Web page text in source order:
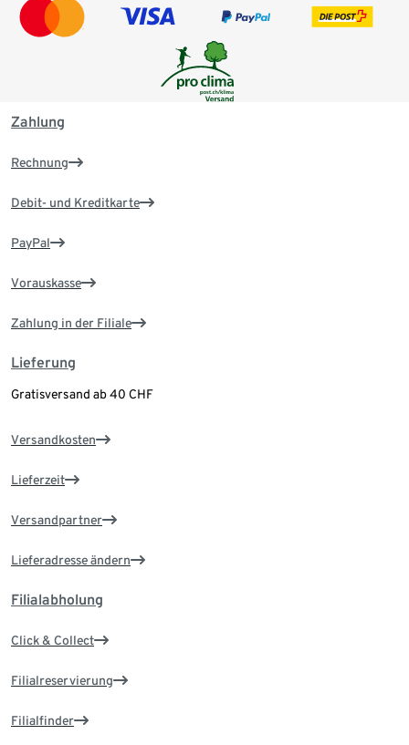
Zahlung
Rechnung
Debit- und Kreditkarte
PayPal
Vorauskasse
Zahlung in der Filiale
Lieferung
Gratisversand ab 40 CHF
Versandkosten
Lieferzeit
Versandpartner
Lieferadresse ändern
Filialabholung
Click & Collect
Filialreservierung
Filialfinder